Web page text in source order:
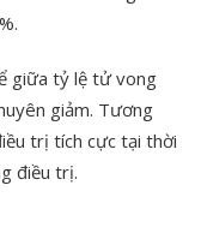
giữa tỷ lệ tử vong
giảm. Tương
trị tích cực tại thời
điều trị.